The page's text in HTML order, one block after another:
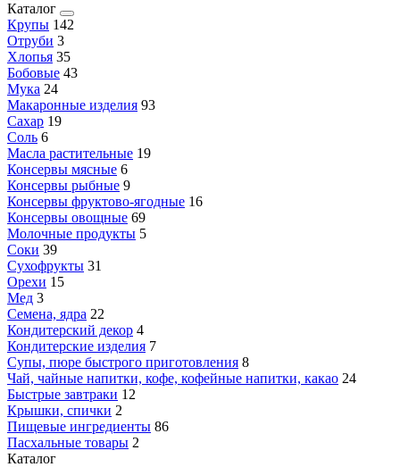
Каталог
Крупы 142
Отруби 3
Хлопья 35
Бобовые 43
Мука 24
Макаронные изделия 93
Сахар 19
Соль 6
Масла растительные 19
Консервы мясные 6
Консервы рыбные 9
Консервы фруктово-ягодные 16
Консервы овощные 69
Молочные продукты 5
Соки 39
Сухофрукты 31
Орехи 15
Мед 3
Семена, ядра 22
Кондитерский декор 4
Кондитерские изделия 7
Супы, пюре быстрого приготовления 8
Чай, чайные напитки, кофе, кофейные напитки, какао 24
Быстрые завтраки 12
Крышки, спички 2
Пищевые ингредиенты 86
Пасхальные товары 2
Каталог